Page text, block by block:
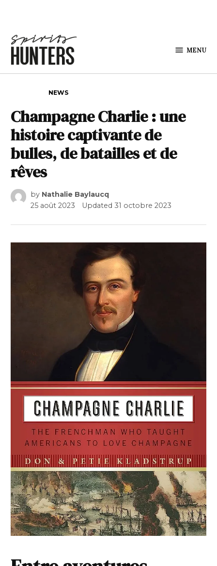
MENU
NEWS
Champagne Charlie : une
histoire captivante de
bulles, de batailles et de
rêves
by Nathalie Baylaucq
25 août 2023
Updated31 octobre 2023